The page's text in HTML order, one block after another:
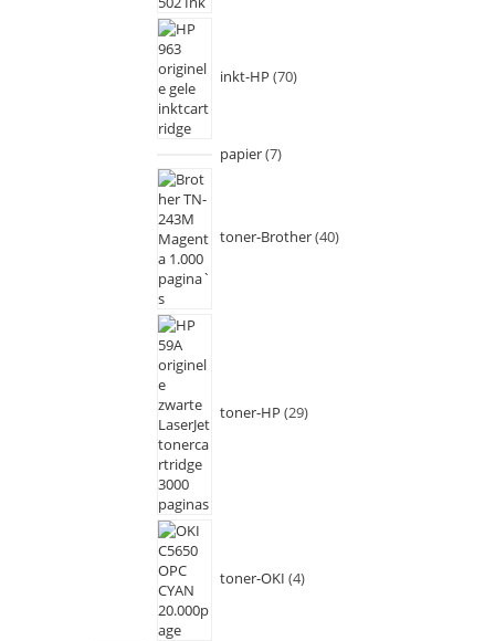
inkt-HP 70
papier 7
toner-Brother 40
toner-HP 29
toner-OKI 4